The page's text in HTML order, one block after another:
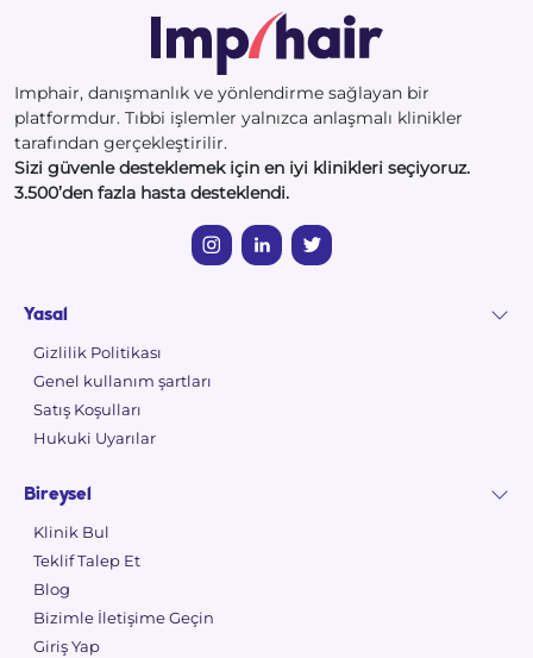
Imphair, danışmanlık ve yönlendirme sağlayan bir
platformdur. Tıbbi işlemler yalnızca anlaşmalı klinikler
tarafından gerçekleştirilir.
Sizi güvenle desteklemek için en iyi klinikleri seçiyoruz.
3.500’den fazla hasta desteklendi.
Yasal
Gizlilik Politikası
Genel kullanım şartları
Satış Koşulları
Hukuki Uyarılar
Bireysel
Klinik Bul
Teklif Talep Et
Blog
Bizimle İletişime Geçin
Giriş Yap